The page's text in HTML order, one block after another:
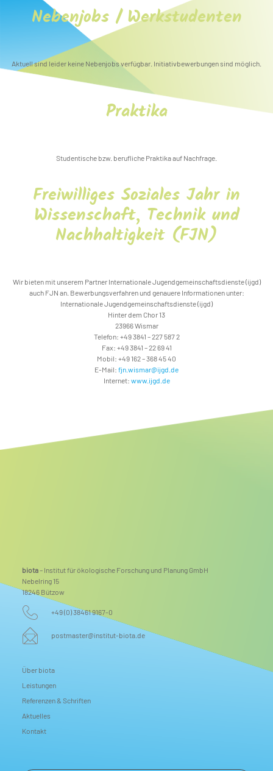
Faunist/Biologe für Wirbeltiere mit Schwerpunkt
Ornithologie
Landschafts-/Umweltplaner mit Berufserfahrung
Nebenjobs / Werkstudenten
Aktuell sind leider keine Nebenjobs verfügbar. Initiativbewerbungen sind möglich.
Praktika
Studentische bzw. berufliche Praktika auf Nachfrage.
Freiwilliges Soziales Jahr in
Wissenschaft, Technik und
Nachhaltigkeit (FJN)
Wir bieten mit unserem Partner Internationale Jugendgemeinschaftsdienste (ijgd)
auch FJN an. Bewerbungsverfahren und genauere Informationen unter:
Internationale Jugendgemeinschaftsdienste (ijgd)
Hinter dem Chor 13
23966 Wismar
Telefon: +49 3841 – 227 587 2
Fax: +49 3841 – 22 69 41
Mobil: +49 162 – 368 45 40
E-Mail: fjn.wismar@ijgd.de
Internet: www.ijgd.de
biota– Institut für ökologische Forschung und Planung GmbH
Nebelring 15
18246 Bützow
+49 (0) 38461 9167-0
postmaster@institut-biota.de
Über biota
Leistungen
Referenzen & Schriften
Aktuelles
Kontakt